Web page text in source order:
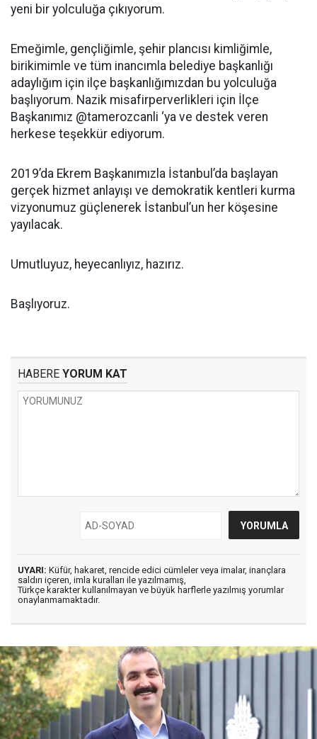
yeni bir yolculuğa çıkıyorum.
Emeğimle, gençliğimle, şehir plancısı kimliğimle,
birikimimle ve tüm inancımla belediye başkanlığı
adaylığım için ilçe başkanlığımızdan bu yolculuğa
başlıyorum. Nazik misafirperverlikleri için İlçe
Başkanımız @tamerozcanli ‘ya ve destek veren
herkese teşekkür ediyorum.
2019’da Ekrem Başkanımızla İstanbul’da başlayan
gerçek hizmet anlayışı ve demokratik kentleri kurma
vizyonumuz güçlenerek İstanbul’un her köşesine
yayılacak.
Umutluyuz, heyecanlıyız, hazırız.
Başlıyoruz.
HABERE YORUM KAT
UYARI: Küfür, hakaret, rencide edici cümleler veya imalar, inançlara
saldırı içeren, imla kuralları ile yazılmamış,
Türkçe karakter kullanılmayan ve büyük harflerle yazılmış yorumlar
onaylanmamaktadır.